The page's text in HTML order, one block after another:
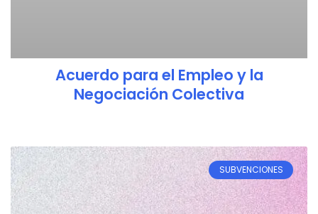
Acuerdo para el Empleo y la
Negociación Colectiva
SUBVENCIONES